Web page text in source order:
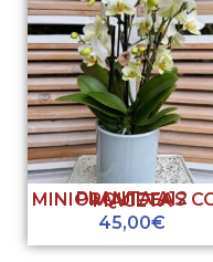
PLANTA A12 MINIORQUIDEAS CON MACETA
45,00€